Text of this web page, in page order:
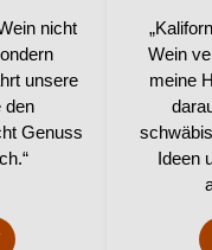
nicht
unsere
den
Genuss
Wein
meine
Ideen